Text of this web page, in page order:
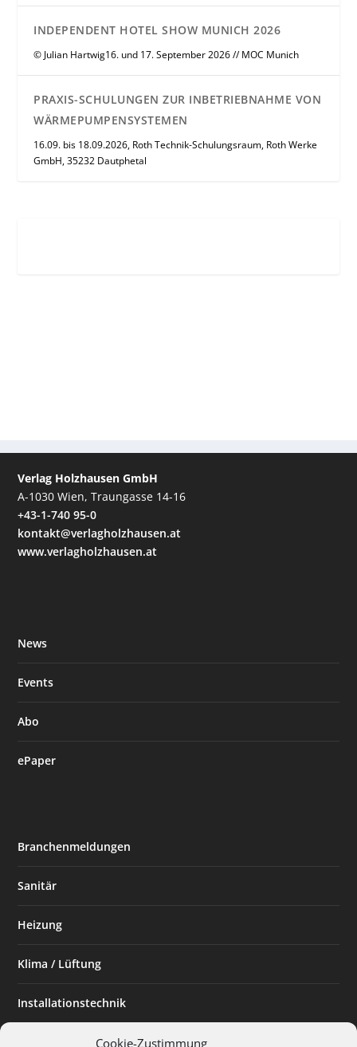
Cookie-Zustimmung
INDEPENDENT HOTEL SHOW MUNICH 2026
© Julian Hartwig16. und 17. September 2026 // MOC Munich
PRAXIS-SCHULUNGEN ZUR INBETRIEBNAHME VON
WÄRMEPUMPENSYSTEMEN
16.09. bis 18.09.2026, Roth Technik-Schulungsraum, Roth Werke
GmbH, 35232 Dautphetal
Verlag Holzhausen GmbH
A-1030 Wien, Traungasse 14-16
+43-1-740 95-0
kontakt@verlagholzhausen.at
www.verlagholzhausen.at
News
Events
Abo
ePaper
Branchenmeldungen
Sanitär
Heizung
Klima / Lüftung
Installationstechnik
Planen & Bauen